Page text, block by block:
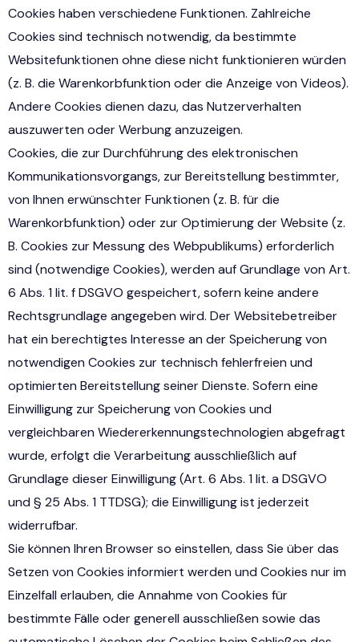
Cookies haben verschiedene Funktionen. Zahlreiche
Cookies sind technisch notwendig, da bestimmte
Websitefunktionen ohne diese nicht funktionieren würden
(z. B. die Warenkorbfunktion oder die Anzeige von Videos).
Andere Cookies dienen dazu, das Nutzerverhalten
auszuwerten oder Werbung anzuzeigen.
Cookies, die zur Durchführung des elektronischen
Kommunikationsvorgangs, zur Bereitstellung bestimmter,
von Ihnen erwünschter Funktionen (z. B. für die
Warenkorbfunktion) oder zur Optimierung der Website (z.
B. Cookies zur Messung des Webpublikums) erforderlich
sind (notwendige Cookies), werden auf Grundlage von Art.
6 Abs. 1 lit. f DSGVO gespeichert, sofern keine andere
Rechtsgrundlage angegeben wird. Der Websitebetreiber
hat ein berechtigtes Interesse an der Speicherung von
notwendigen Cookies zur technisch fehlerfreien und
optimierten Bereitstellung seiner Dienste. Sofern eine
Einwilligung zur Speicherung von Cookies und
vergleichbaren Wiedererkennungstechnologien abgefragt
wurde, erfolgt die Verarbeitung ausschließlich auf
Grundlage dieser Einwilligung (Art. 6 Abs. 1 lit. a DSGVO
und § 25 Abs. 1 TTDSG); die Einwilligung ist jederzeit
widerrufbar.
Sie können Ihren Browser so einstellen, dass Sie über das
Setzen von Cookies informiert werden und Cookies nur im
Einzelfall erlauben, die Annahme von Cookies für
bestimmte Fälle oder generell ausschließen sowie das